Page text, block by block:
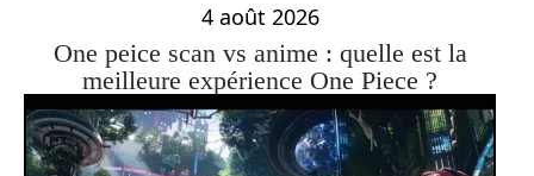
4 août 2026
One peice scan vs anime : quelle est la
meilleure expérience One Piece ?